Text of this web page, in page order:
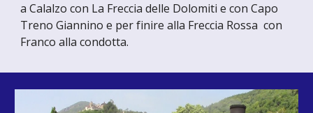
a Calalzo con La Freccia delle Dolomiti e con Capo
Treno Giannino e per finire alla Freccia Rossa con
Franco alla condotta.